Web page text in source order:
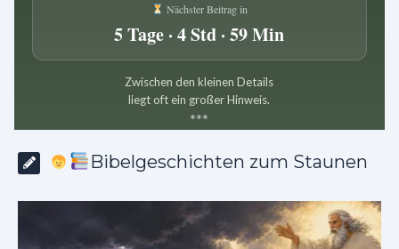
Nächster Beitrag in
5 Tage · 4 Std · 59 Min
Zwischen den kleinen Details
liegt oft ein großer Hinweis.
***
Bibelgeschichten zum Staunen